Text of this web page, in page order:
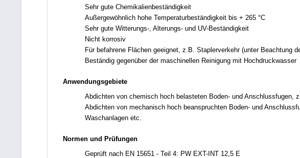
Sehr gute Chemikalienbeständigkeit
Außergewöhnlich hohe Temperaturbeständigkeit bis + 265 °C
Sehr gute Witterungs-, Alterungs- und UV-Beständigkeit
Nicht korrosiv
Für befahrene Flächen geeignet, z.B. Staplerverkehr (unter Beachtung
Beständig gegenüber der maschinellen Reinigung mit Hochdruckwasser
Anwendungsgebiete
Abdichten von chemisch hoch belasteten Boden- und
Abdichten von mechanisch hoch beanspruchten Boden- und
Waschanlagen etc.
Normen und Prüfungen
Geprüft nach EN 15651 - Teil 4: PW EXT-INT 12,5 E